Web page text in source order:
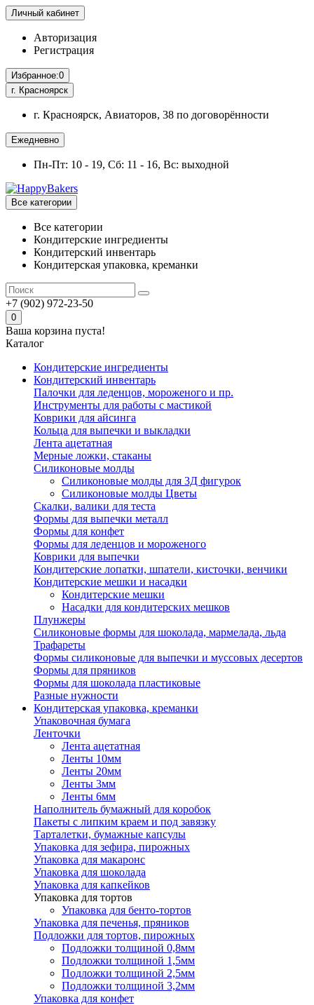
Личный кабинет
Авторизация
Регистрация
Избранное:0
г. Красноярск
г. Красноярск, Авиаторов, 38 по договорённости
Ежедневно
Пн-Пт: 10 - 19, Сб: 11 - 16, Вс: выходной
Все категории
Все категории
Кондитерские ингредиенты
Кондитерский инвентарь
Кондитерская упаковка, креманки
+7 (902) 972-23-50
0
Ваша корзина пуста!
Каталог
Кондитерские ингредиенты
Кондитерский инвентарь
Палочки для леденцов, мороженого и пр.
Инструменты для работы с мастикой
Коврики для айсинга
Кольца для выпечки и выкладки
Лента ацетатная
Мерные ложки, стаканы
Силиконовые молды
Силиконовые молды для 3Д фигурок
Силиконовые молды Цветы
Скалки, валики для теста
Формы для выпечки металл
Формы для конфет
Формы для леденцов и мороженого
Коврики для выпечки
Кондитерские лопатки, шпатели, кисточки, венчики
Кондитерские мешки и насадки
Кондитерские мешки
Насадки для кондитерских мешков
Плунжеры
Силиконовые формы для шоколада, мармелада, льда
Трафареты
Формы силиконовые для выпечки и муссовых десертов
Формы для пряников
Формы для шоколада пластиковые
Разные нужности
Кондитерская упаковка, креманки
Упаковочная бумага
Ленточки
Лента ацетатная
Ленты 10мм
Ленты 20мм
Ленты 3мм
Ленты 6мм
Наполнитель бумажный для коробок
Пакеты с липким краем и под завязку
Тарталетки, бумажные капсулы
Упаковка для зефира, пирожных
Упаковка для макаронс
Упаковка для шоколада
Упаковка для капкейков
Упаковка для тортов
Упаковка для бенто-тортов
Упаковка для печенья, пряников
Подложки для тортов, пирожных
Подложки толщиной 0,8мм
Подложки толщиной 1,5мм
Подложки толщиной 2,5мм
Подложки толщиной 3,2мм
Упаковка для конфет